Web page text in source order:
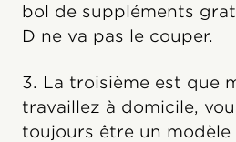
bol de suppléments
D ne va pas le couper.
3. La troisième est que
travaillez à domicile,
toujours être un modèle